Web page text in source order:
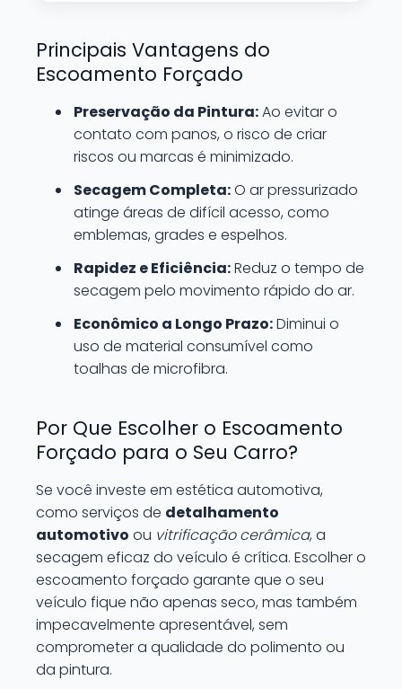
Principais Vantagens do
Escoamento Forçado
Preservação da Pintura:Ao evitar o
contato com panos, o risco de criar
riscos ou marcas é minimizado.
Secagem Completa:O ar pressurizado
atinge áreas de difícil acesso, como
emblemas, grades e espelhos.
Rapidez e Eficiência:Reduz o tempo de
secagem pelo movimento rápido do ar.
Econômico a Longo Prazo:Diminui o
uso de material consumível como
toalhas de microfibra.
Por Que Escolher o Escoamento
Forçado para o Seu Carro?
Se você investe em estética automotiva,
como serviços de detalhamento
automotivo ou vitrificação cerâmica, a
secagem eficaz do veículo é crítica. Escolher o
escoamento forçado garante que o seu
veículo fique não apenas seco, mas também
impecavelmente apresentável, sem
comprometer a qualidade do polimento ou
da pintura.